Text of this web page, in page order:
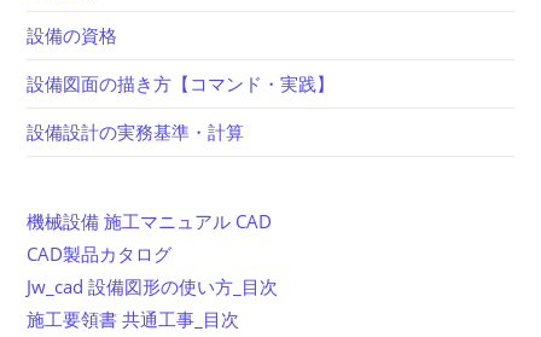
設備の資格
設備図面の描き方【コマンド・実践】
設備設計の実務基準・計算
機械設備 施工マニュアル CAD
CAD製品カタログ
Jw_cad 設備図形の使い方_目次
施工要領書 共通工事_目次